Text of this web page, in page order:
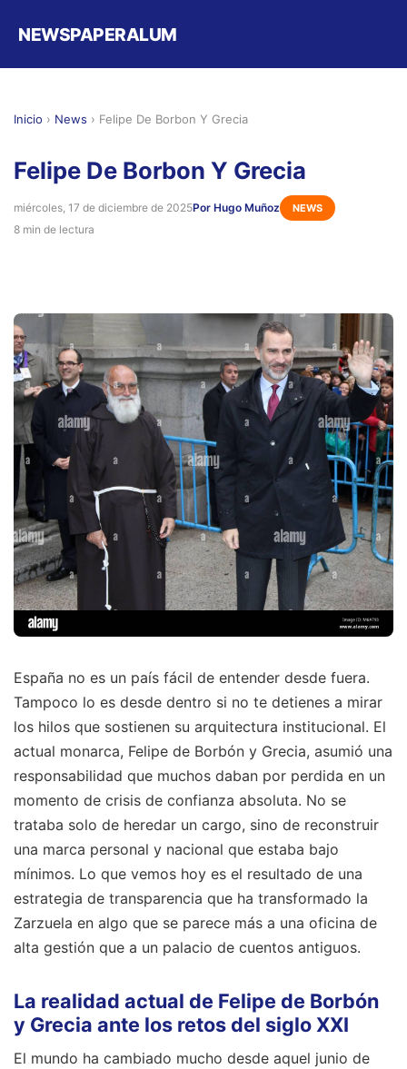
NEWSPAPERALUM
Inicio › News › Felipe De Borbon Y Grecia
Felipe De Borbon Y Grecia
miércoles, 17 de diciembre de 2025Por Hugo Muñoz NEWS
8 min de lectura
España no es un país fácil de entender desde fuera.
Tampoco lo es desde dentro si no te detienes a mirar
los hilos que sostienen su arquitectura institucional. El
actual monarca, Felipe de Borbón y Grecia, asumió una
responsabilidad que muchos daban por perdida en un
momento de crisis de confianza absoluta. No se
trataba solo de heredar un cargo, sino de reconstruir
una marca personal y nacional que estaba bajo
mínimos. Lo que vemos hoy es el resultado de una
estrategia de transparencia que ha transformado la
Zarzuela en algo que se parece más a una oficina de
alta gestión que a un palacio de cuentos antiguos.
La realidad actual de Felipe de Borbón
y Grecia ante los retos del siglo XXI
El mundo ha cambiado mucho desde aquel junio de